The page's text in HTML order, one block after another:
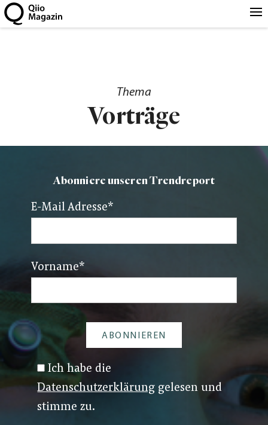
Thema
Vorträge
Abonniere unseren Trendreport
E-Mail Adresse*
Vorname*
Ich habe die
Datenschutzerklärung gelesen und
stimme zu.